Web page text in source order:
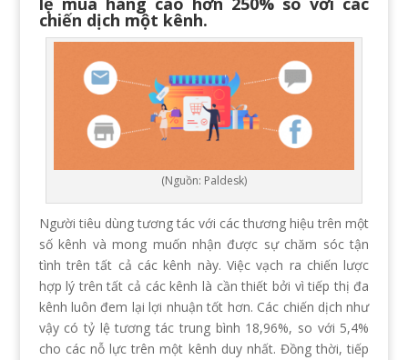
chiến dịch một kênh.
(Nguồn: Paldesk)
Người tiêu dùng tương tác với các thương hiệu trên một
số kênh và mong muốn nhận được sự chăm sóc tận
tình trên tất cả các kênh này. Việc vạch ra chiến lược
hợp lý trên tất cả các kênh là cần thiết bởi vì tiếp thị đa
kênh luôn đem lại lợi nhuận tốt hơn. Các chiến dịch như
vậy có tỷ lệ tương tác trung bình 18,96%, so với 5,4%
cho các nỗ lực trên một kênh duy nhất. Đồng thời, tiếp